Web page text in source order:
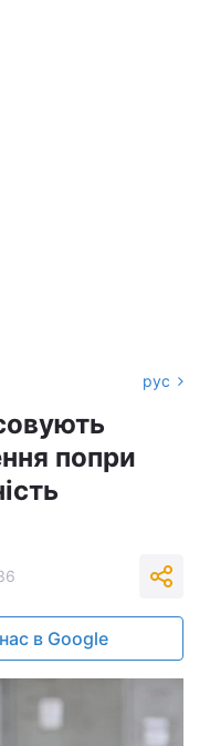
рус
попри
в Google